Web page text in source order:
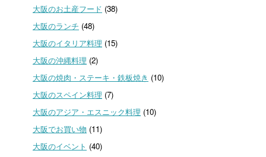
大阪のお土産フード (38)
大阪のランチ (48)
大阪のイタリア料理 (15)
大阪の沖縄料理 (2)
大阪の焼肉・ステーキ・鉄板焼き (10)
大阪のスペイン料理 (7)
大阪のアジア・エスニック料理 (10)
大阪でお買い物 (11)
大阪のイベント (40)